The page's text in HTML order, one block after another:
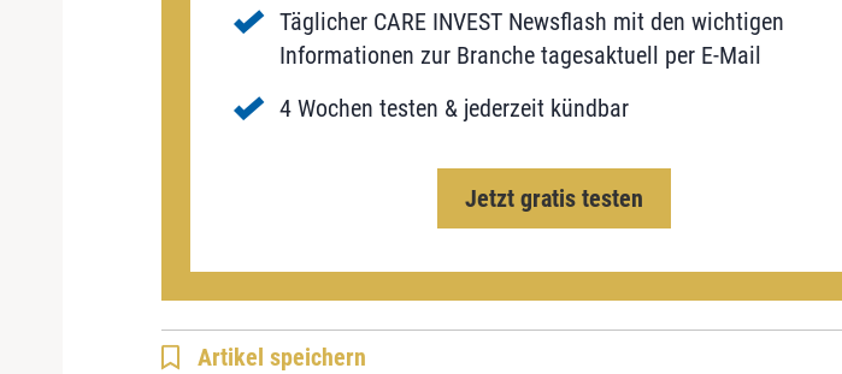
Täglicher CARE INVEST Newsflash mit den wichtigen
Informationen zur Branche tagesaktuell per E-Mail
4 Wochen testen & jederzeit kündbar
Jetzt gratis testen
Artikel speichern